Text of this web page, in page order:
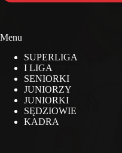
Menu
SUPERLIGA
I LIGA
SENIORKI
JUNIORZY
JUNIORKI
SĘDZIOWIE
KADRA